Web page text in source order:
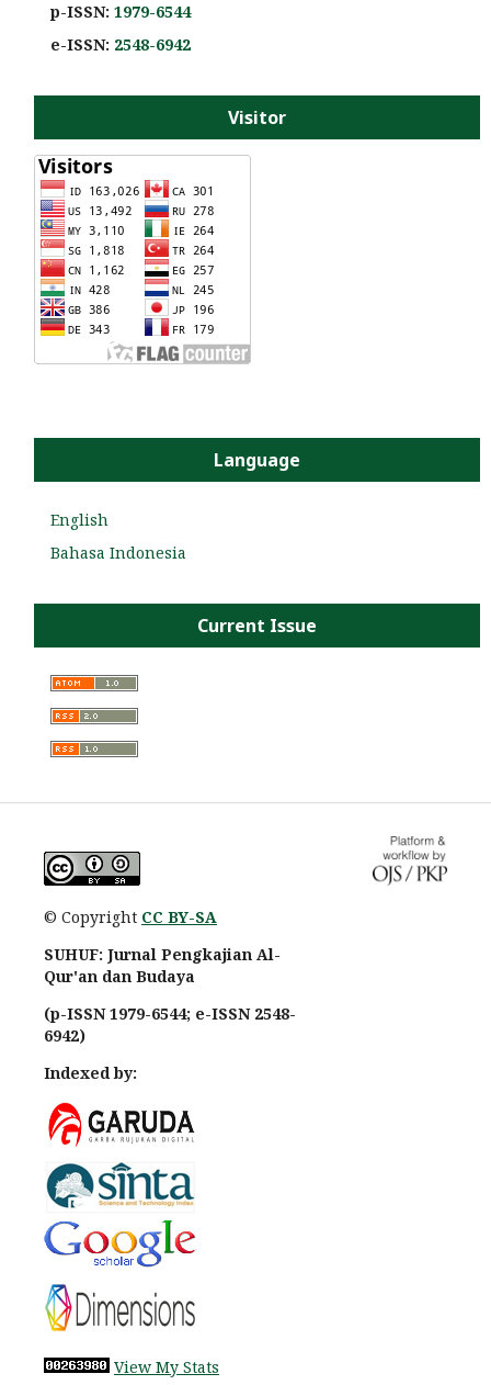
p-ISSN: 1979-6544
e-ISSN: 2548-6942
Visitor
Language
English
Bahasa Indonesia
Current Issue
© Copyright CC BY-SA
SUHUF: Jurnal Pengkajian Al-
Qur'an dan Budaya
(p-ISSN 1979-6544; e-ISSN 2548-
6942)
Indexed by:
View My Stats